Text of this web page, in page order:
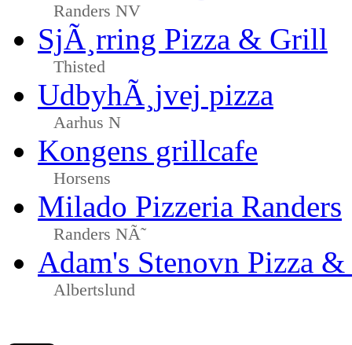
Randers NV
SjÃ¸rring Pizza & Grill
Thisted
UdbyhÃ¸jvej pizza
Aarhus N
Kongens grillcafe
Horsens
Milado Pizzeria Randers
Randers NÃ˜
Adam's Stenovn Pizza
Albertslund